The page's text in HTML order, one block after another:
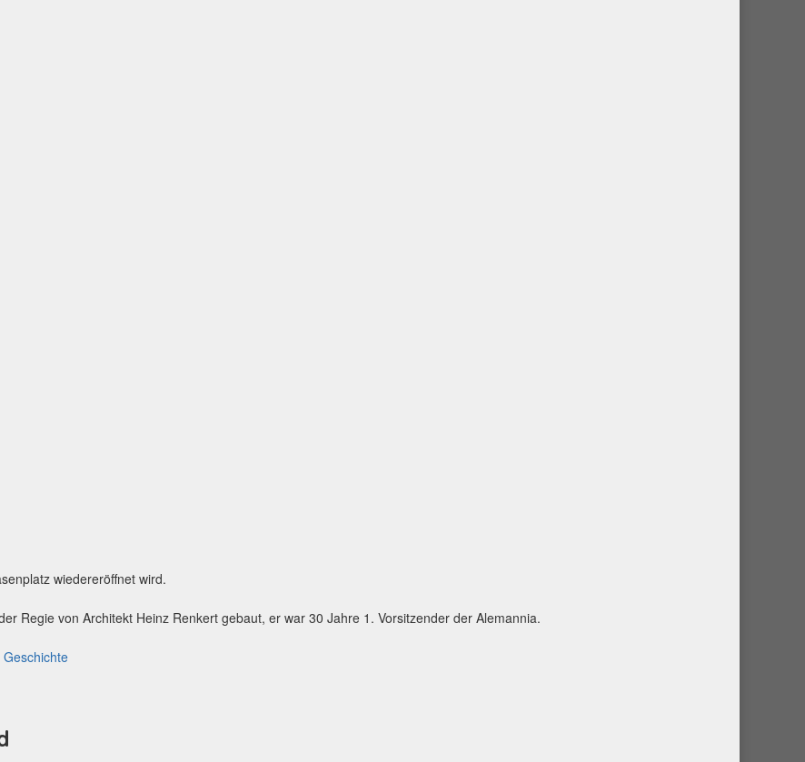
wiedereröffnet wird.
Regie von Architekt Heinz Renkert gebaut, er war 30 Jahre 1. Vorsitzender der Alemannia.
Geschichte